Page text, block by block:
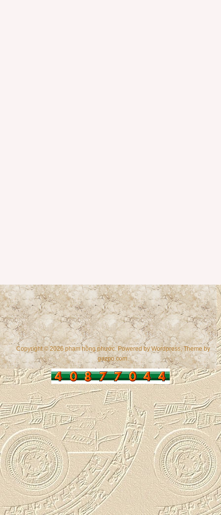
Copyright © 2026 phạm hồng phước. Powered byWordpress, Theme by
gazpo.com.